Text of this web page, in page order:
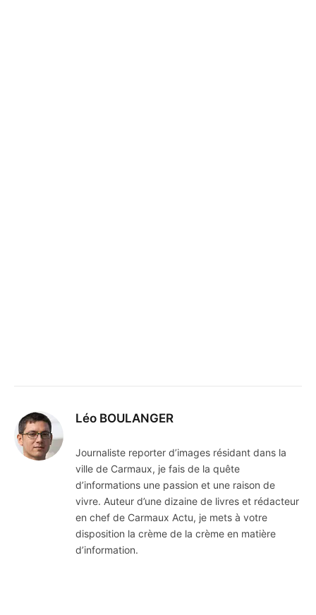
Léo BOULANGER
Journaliste reporter d’images résidant dans la
ville de Carmaux, je fais de la quête
d’informations une passion et une raison de
vivre. Auteur d’une dizaine de livres et rédacteur
en chef de Carmaux Actu, je mets à votre
disposition la crème de la crème en matière
d’information.